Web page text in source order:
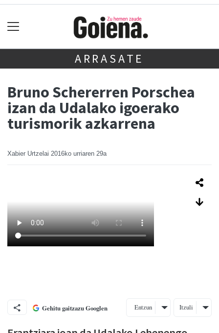
ARRASATE
Bruno Schererren Porschea
izan da Udalako igoerako
turismorik azkarrena
Xabier Urtzelai 2016ko urriaren 29a
Gehitu gaitzazu Googlen Entzun Itzuli